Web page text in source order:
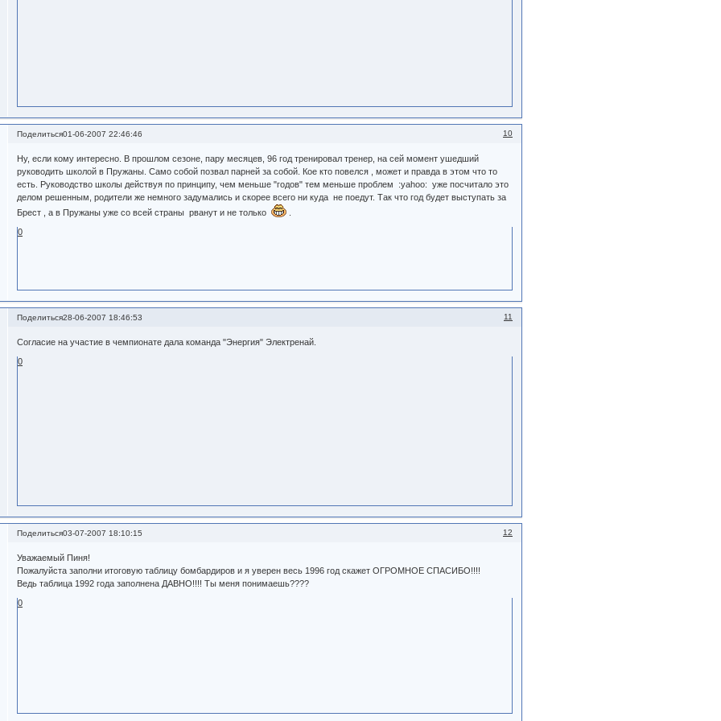
Поделиться 10
01-06-2007 22:46:46
Ну, если кому интересно. В прошлом сезоне, пару месяцев, 96 год тренировал тренер, на сей момент ушедший
руководить школой в Пружаны. Само собой позвал парней за собой. Кое кто повелся , может и правда в этом что то
есть. Руководство школы действуя по принципу, чем меньше "годов" тем меньше проблем :yahoo: уже посчитало это
делом решенным, родители же немного задумались и скорее всего ни куда не поедут. Так что год будет выступать за
Брест , а в Пружаны уже со всей страны рванут и не только
0
Поделиться 11
28-06-2007 18:46:53
Согласие на участие в чемпионате дала команда "Энергия" Электренай.
0
Поделиться 12
03-07-2007 18:10:15
Уважаемый Пиня!
Пожалуйста заполни итоговую таблицу бомбардиров и я уверен весь 1996 год скажет ОГРОМНОЕ СПАСИБО!!!!
Ведь таблица 1992 года заполнена ДАВНО!!!! Ты меня понимаешь????
0